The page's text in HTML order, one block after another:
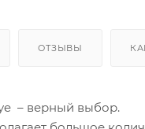
ОТЗЫВЫ
– верный выбор.